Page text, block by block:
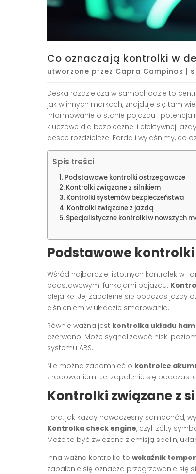
Co oznaczają kontrolki w
utworzone przez Capra Campinos |
Deska rozdzielcza w samochodzie to
jak w innych markach, znajduje się tam
informowanie o stanie pojazdu i
kluczowe dla bezpiecznej i efektywnej
desce rozdzielczej Forda i wyjaśnimy, co
Spis treści
Podstawowe kontrolki ostrzegawcze
Kontrolki związane z silnikiem
Kontrolki systemów bezpieczeństwa
Kontrolki związane z jazdą
Specjalistyczne kontrolki w nowszych
Podstawowe
Wśród najbardziej istotnych kontrolek w
podstawowymi funkcjami pojazdu.
olejarkę. Jej zapalenie się podczas jazdy
ciśnieniem w układzie smarowania.
Równie ważna jest kontrolka układu
czerwono. Może sygnalizować niski
systemu ABS.
Nie można zapomnieć o kontrolce
z ładowaniem. Jej zapalenie się
Kontrolki związane z
Ford, jak każdy nowoczesny samochód,
Kontrolka check engine, czyli żółty
Może to być związane z emisją spalin,
Inna ważna kontrolka to wskaźnik
zapalenie się oznacza przegrzewanie się